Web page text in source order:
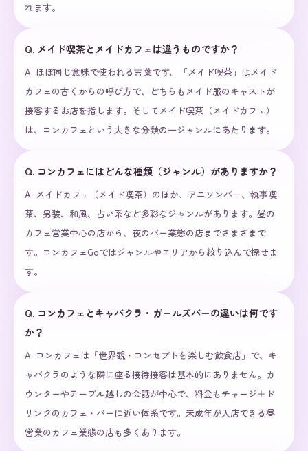
れます。
Q. メイド喫茶とメイドカフェは違うものですか？
A. ほぼ同じ意味で使われる言葉です。「メイド喫茶」はメイド
カフェの古くからの呼び方で、どちらもメイド服のキャストが
接客するお店を指します。そしてメイド喫茶（メイドカフェ）
は、コンカフェという大きな分類の一ジャンルにあたります。
Q. コンカフェにはどんな種類（ジャンル）がありますか？
A. メイドカフェ（メイド喫茶）のほか、アニソンバー、執事喫
茶、男装、和風、占い系など多彩なジャンルがあります。昼の
カフェ営業中心の店から、夜のバー業態の店までさまざまで
す。コンカフェGoではジャンルやエリアから絞り込んで探せま
す。
Q. コンカフェとキャバクラ・ガールズバーの違いは何です
か？
A. コンカフェは「世界観・コンセプトを楽しむ飲食店」で、キ
ャバクラのような隣に座る接待接客は基本的にありません。カ
ウンターやテーブル越しの会話が中心で、料金もチャージ＋ド
リンクのカフェ・バーに近い体系です。未成年が入店できる昼
営業のカフェ業態の店も多くあります。